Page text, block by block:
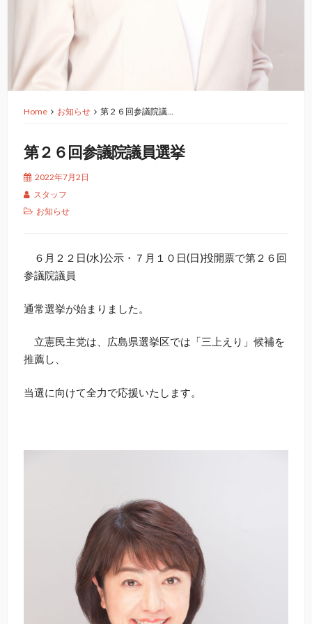
Home お知らせ 第２６回参議院議…
第２６回参議院議員選挙
2022年7月2日
スタッフ
お知らせ
６月２２日(水)公示・７月１０日(日)投開票で第２６回
参議院議員
通常選挙が始まりました。
立憲民主党は、広島県選挙区では「三上えり」候補を
推薦し、
当選に向けて全力で応援いたします。